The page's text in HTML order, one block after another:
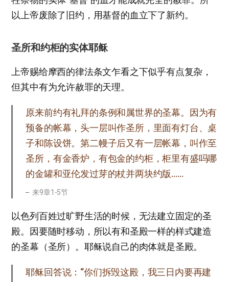
以上帝废除了旧约，用基督的血立下了新约。
圣所和约柜的实体耶稣
上帝赐给摩西的律法条文乍看之下似乎有点复杂，
但其中有为允许赦罪的天理。
原来前约有礼拜的条例和属世界的圣幕。因为有
预备的帐幕，头一层叫作圣所，里面有灯台、桌
子和陈设饼。第二幔子后又有一层帐幕，叫作至
圣所，有金香炉，有包金的约柜，柜里有盛吗哪
的金罐和亚伦发过芽的杖并两块约版……
来9章1-5节
以色列百姓过旷野生活的时候，无法建立固定的圣
殿。因要随时移动，所以有和圣殿一样的样式建造
的圣幕（圣所）。耶稣说自己的肉体就是圣殿。
耶稣回答说：“你们拆毁这殿，我三日内要再建